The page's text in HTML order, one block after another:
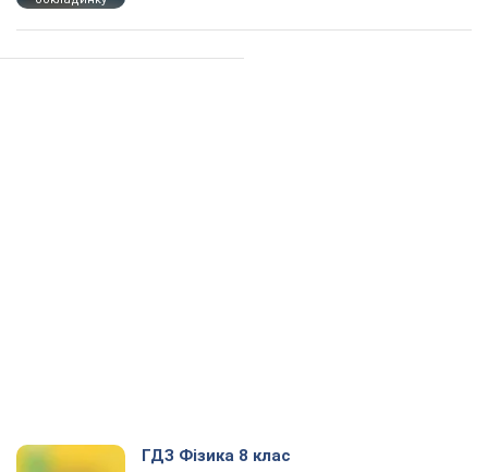
ГДЗ Фізика 8 клас